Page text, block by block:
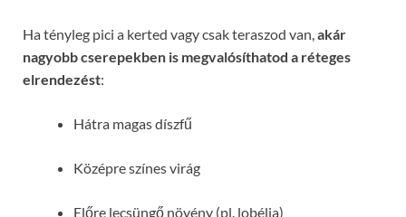
Ha tényleg pici a kerted vagy csak teraszod van,akár
nagyobb cserepekben is megvalósíthatod a réteges
elrendezést:
Hátra magas díszfű
Középre színes virág
Előre lecsüngő növény (pl. lobélia)